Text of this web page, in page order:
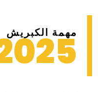
مهمة الكبريش